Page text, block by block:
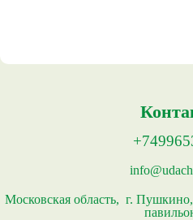
Московская область, г.